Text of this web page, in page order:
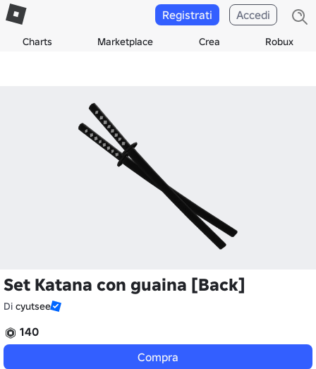
Charts Marketplace Crea Robux
Registrati Accedi
Set Katana con guaina [Back]
Di cyutsee
140
Compra